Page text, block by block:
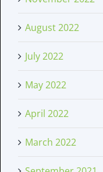
August 2022
July 2022
May 2022
April 2022
March 2022